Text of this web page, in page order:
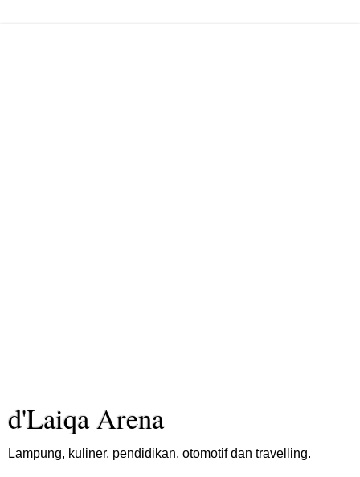
d'Laiqa Arena
Lampung, kuliner, pendidikan, otomotif dan travelling.